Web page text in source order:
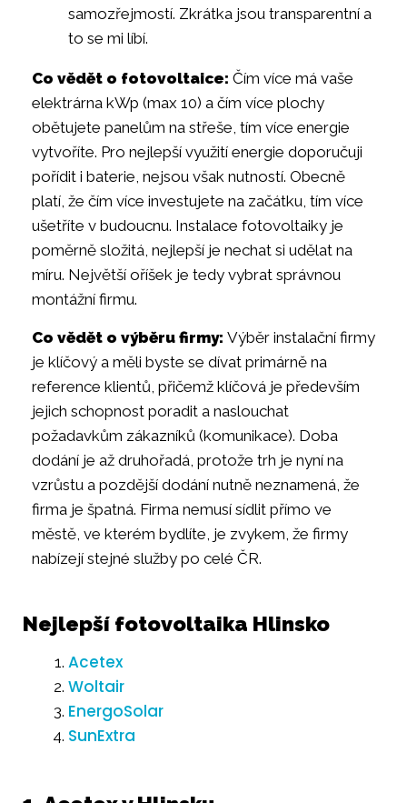
samozřejmostí. Zkrátka jsou transparentní a
to se mi líbí.
Co vědět o fotovoltaice: Čím více má vaše
elektrárna kWp (max 10) a čím více plochy
obětujete panelům na střeše, tím více energie
vytvoříte. Pro nejlepší využití energie doporučuji
pořídit i baterie, nejsou však nutností. Obecně
platí, že čím více investujete na začátku, tím více
ušetříte v budoucnu. Instalace fotovoltaiky je
poměrně složitá, nejlepší je nechat si udělat na
míru. Největší oříšek je tedy vybrat správnou
montážní firmu.
Co vědět o výběru firmy: Výběr instalační firmy
je klíčový a měli byste se dívat primárně na
reference klientů, přičemž klíčová je především
jejich schopnost poradit a naslouchat
požadavkům zákazníků (komunikace). Doba
dodání je až druhořadá, protože trh je nyní na
vzrůstu a pozdější dodání nutně neznamená, že
firma je špatná. Firma nemusí sídlit přímo ve
městě, ve kterém bydlíte, je zvykem, že firmy
nabízejí stejné služby po celé ČR.
Nejlepší fotovoltaika Hlinsko
Acetex
Woltair
EnergoSolar
SunExtra